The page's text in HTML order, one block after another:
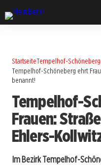
StartseiteTempelhof-Schöneberg
Tempelhof-Schöneberg ehrt
benannt!
Tempelhof-
Frauen:
Ehlers-
Im Bezirk Tempelhof-